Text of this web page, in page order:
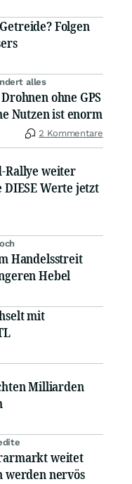
Folgen
alles
ohne GPS
Nutzen ist enorm
2 Kommentare
Rallye weiter
Werte jetzt
Handelsstreit
Hebel
mit
Milliarden
weitet
werden nervös